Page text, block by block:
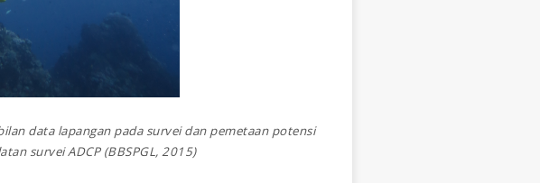
data lapangan pada survei dan pemetaan potensi
survei ADCP (BBSPGL, 2015)